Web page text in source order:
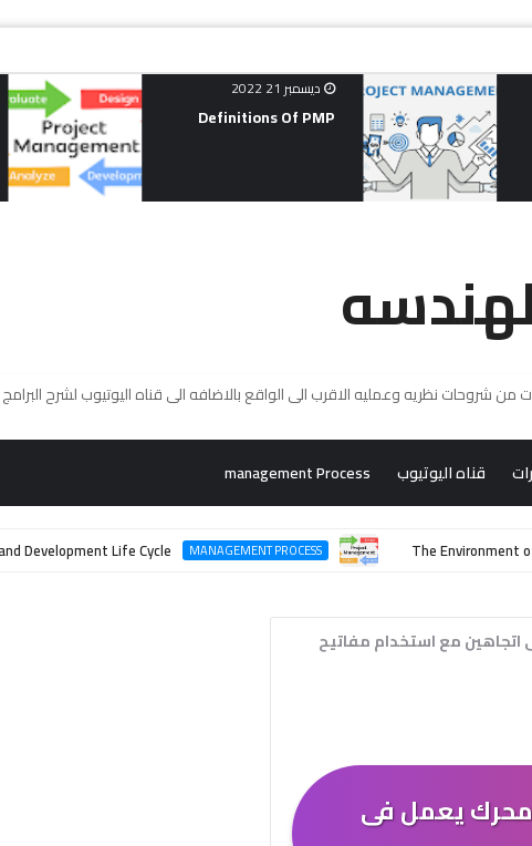
ديسمبر 25 2022
Project And
قناه اليوتيوب management Process
The
MANAGEMENT PROCESS
Project and Development Life Cycle
مع استخدام مفاتيح
محرك يعمل فى